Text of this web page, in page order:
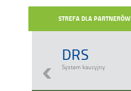
STREFA DLA PARTNERÓW
DRS
System kaucyjny